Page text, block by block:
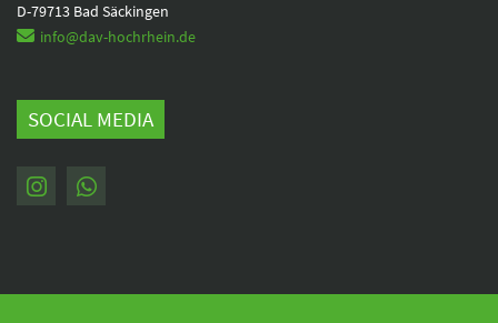
D-79713 Bad Säckingen
info@dav-hochrhein.de
SOCIAL MEDIA